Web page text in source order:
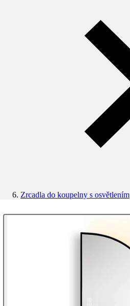
Zrcadla do koupelny s osvětlením